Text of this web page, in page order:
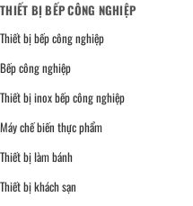
THIẾT BỊ BẾP CÔNG NGHIỆP
Thiết bị bếp công nghiệp
Bếp công nghiệp
Thiết bị inox bếp công nghiệp
Máy chế biến thực phẩm
Thiết bị làm bánh
Thiết bị khách sạn